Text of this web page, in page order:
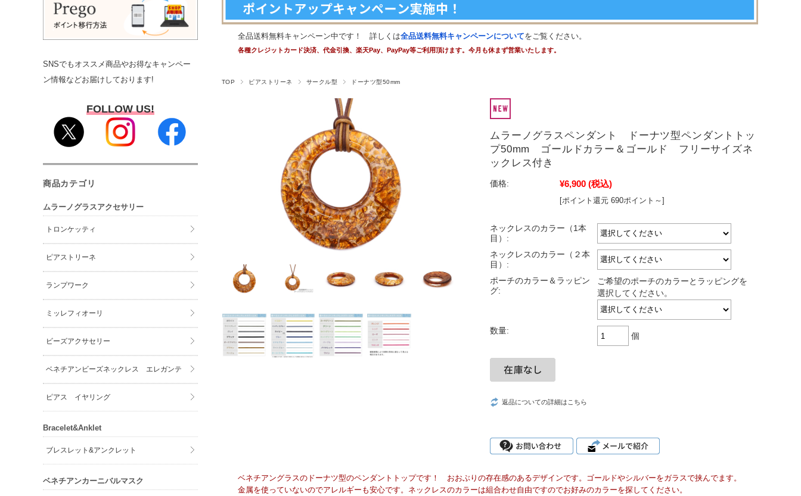
全品送料無料キャンペーン中です！ 詳しくは全品送料無料キャンペーンについてをご覧ください。
各種クレジットカード決済、代金引換、楽天Pay、PayPay等ご利用頂けます。今月も休まず営業いたします。
TOP ピアストリーネ サークル型 ドーナツ型50mm
ムラーノグラスペンダント ドーナツ型ペンダントトッ
プ50mm ゴールドカラー＆ゴールド フリーサイズネ
ックレス付き
価格: ¥6,900 (税込)
[ポイント還元 690ポイント～]
ネックレスのカラー（1本
目）:
ネックレスのカラー（２本
目）:
ポーチのカラー＆ラッピン
グ:
ご希望のポーチのカラーとラッピングを
選択してください。
数量:
個
返品についての詳細はこちら
ベネチアングラスのドーナツ型のペンダントトップです！ おおぶりの存在感のあるデザインです。ゴールドやシルバーをガラスで挟んでます。
金属を使っていないのでアレルギーも安心です。ネックレスのカラーは組合わせ自由ですのでお好みのカラーを探してください。
SNSでもオススメ商品やお得なキャンペー
ン情報などお届けしております!
FOLLOW US!
商品カテゴリ
ムラーノグラスアクセサリー
トロンケッティ
ピアストリーネ
ランプワーク
ミッレフィオーリ
ビーズアクサセリー
ベネチアンビーズネックレス エレガンテ
ピアス イヤリング
Bracelet&Anklet
ブレスレット&アンクレット
ベネチアンカーニバルマスク